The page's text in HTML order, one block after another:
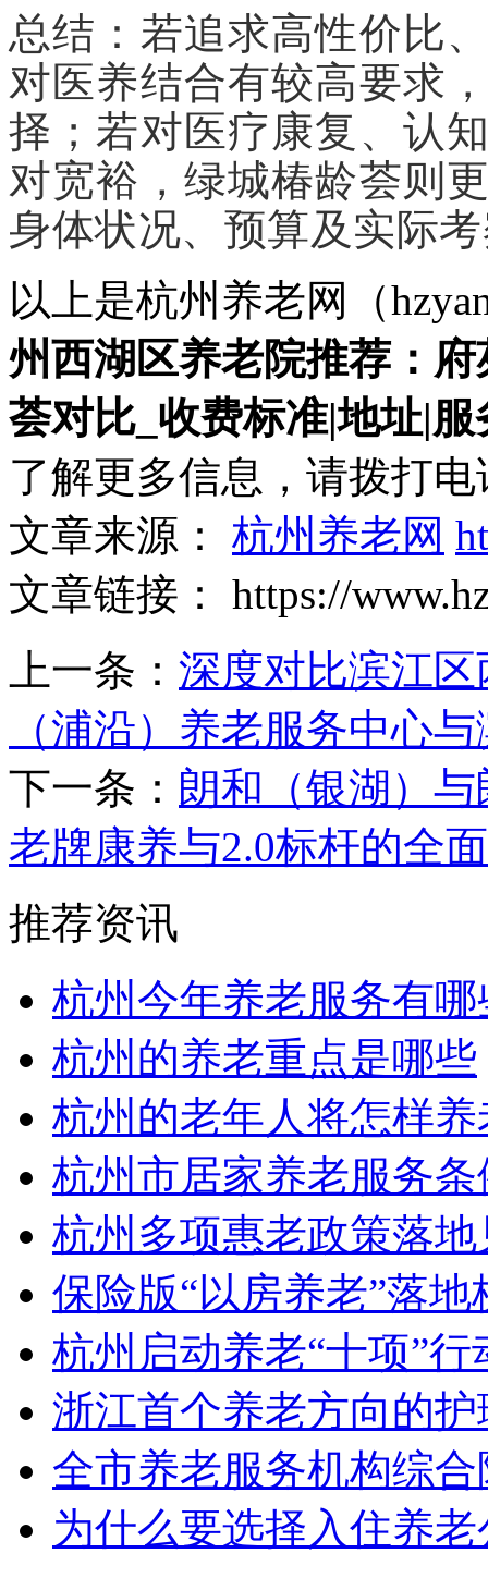
总结：若追求高性价比
对医养结合有较高要求
择；若对医疗康复、认
对宽裕，绿城椿龄荟则
身体状况、预算及实际
以上是杭州养老网（
州西湖区养老院推荐：
荟对比_收费标准|地址|服
了解更多信息，请拨打
文章来源： 杭州养老网
文章链接： https://
上一条： 深度对比滨江
（浦沿）养老服务中心
下一条： 朗和（银湖）
老牌康养与2.0标杆的全
推荐资讯
杭州今年养老服务有
杭州的养老重点是哪些
杭州的老年人将怎样养
杭州市居家养老服务条
杭州多项惠老政策落
保险版“以房养老”落地
杭州启动养老“十项”行
浙江首个养老方向的
全市养老服务机构综
为什么要选择入住养